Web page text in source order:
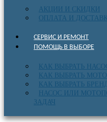
АКЦИИ И СКИДКИ
ОПЛАТА И
СЕРВИС И РЕМОНТ
ПОМОЩЬ В ВЫБОРЕ
КАК ВЫБРАТЬ
КАК ВЫБРАТЬ
КАК ВЫБРАТЬ
НАСОС ИЛИ
ЗАДАЧ